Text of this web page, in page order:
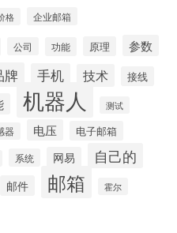
格 企业邮箱
公司 功能 原理 参数
牌 手机 技术 接线
机器人 测试
器 电压 电子邮箱
系统 网易 自己的
邮件 邮箱 霍尔